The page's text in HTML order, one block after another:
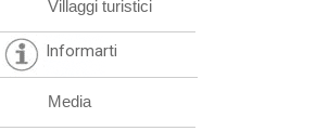
Villaggi turistici
Informarti
Media